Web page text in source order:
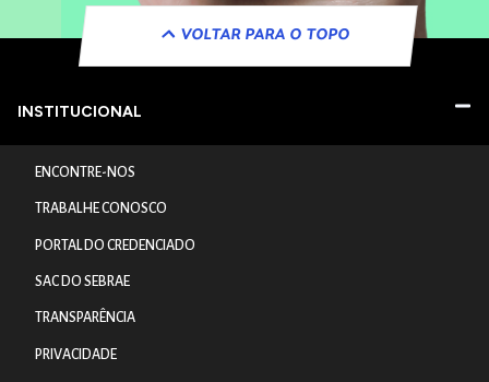
VOLTAR PARA O TOPO
INSTITUCIONAL
ENCONTRE-NOS
TRABALHE CONOSCO
PORTAL DO CREDENCIADO
SAC DO SEBRAE
TRANSPARÊNCIA
PRIVACIDADE